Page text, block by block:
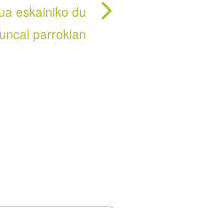
eskainiko du
parrokian